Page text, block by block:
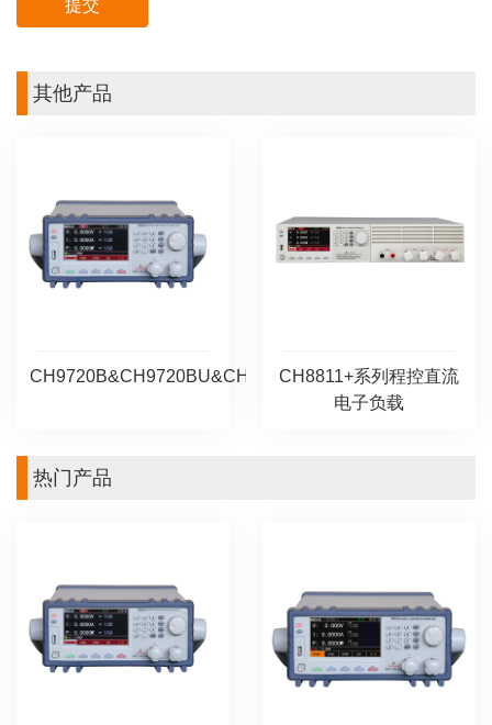
其他产品
CH9720B&CH9720BU&CH9720C&CH9720CU
CH8811+系列程控直流
电子负载
热门产品